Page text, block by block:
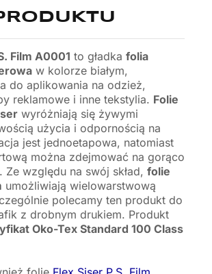
Film A0001 to gładka folia
w kolorze białym,
do aplikowania na odzież,
reklamowe i inne tekstylia. Folie
wyróżniają się żywymi
użycia i odpornością na
jest jednoetapowa, natomiast
można zdejmować na gorąco
Ze względu na swój skład, folie
umożliwiają wielowarstwową
polecamy ten produkt do
z drobnym drukiem. Produkt
Oko-Tex Standard 100 Class